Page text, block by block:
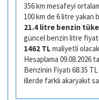
356 km mesafeyi
100 km de 6 litre yakan
21.4 litre benzin
güncel benzin litre
1462 TL maliyetli
Hesaplama 09.08.2026
Benzinin Fiyatı 68.35 TL
illerde farklı akaryakıt